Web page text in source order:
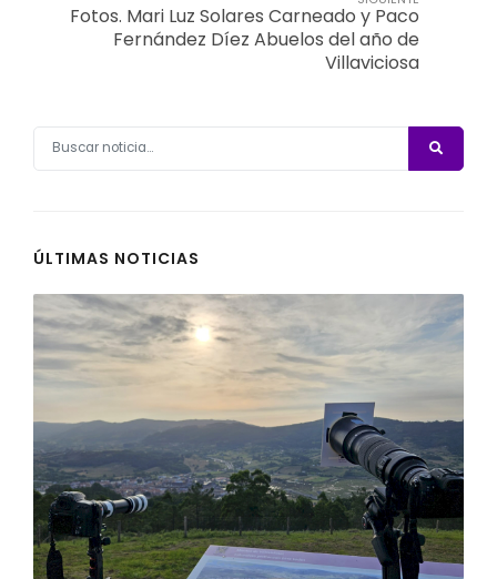
Fotos. Mari Luz Solares Carneado y Paco
Fernández Díez Abuelos del año de
Villaviciosa
ÚLTIMAS NOTICIAS